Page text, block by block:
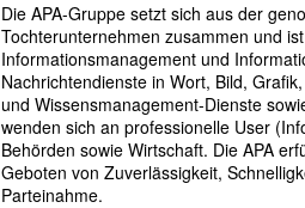
w
ö
r
t
e
r
Die APA-Gruppe setzt sich aus der
Tochterunternehmen zusammen und
Informationsmanagement und
Nachrichtendienste in Wort, Bild,
und Wissensmanagement-Dienste
wenden sich an professionelle User
Behörden sowie Wirtschaft. Die APA
Geboten von Zuverlässigkeit,
Parteinahme.